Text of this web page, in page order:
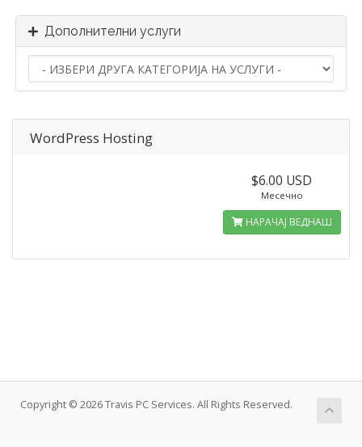
Дополнителни услуги
WordPress Hosting
$6.00 USD
Месечно
НАРАЧАЈ ВЕДНАШ
Copyright © 2026 Travis PC Services. All Rights Reserved.